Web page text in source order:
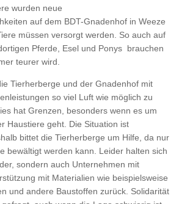
wurden neue
auf dem BDT-Gnadenhof in Weeze
müssen versorgt werden. So auch auf
Pferde, Esel und Ponys brauchen
teurer wird.
Tierherberge und der Gnadenhof mit
so viel Luft wie möglich zu
hat Grenzen, besonders wenn es um
Haustiere geht. Die Situation ist
bittet die Tierherberge um Hilfe, da nur
bewältigt werden kann. Leider halten sich
sondern auch Unternehmen mit
mit Materialien wie beispielsweise
und andere Baustoffen zurück. Solidarität